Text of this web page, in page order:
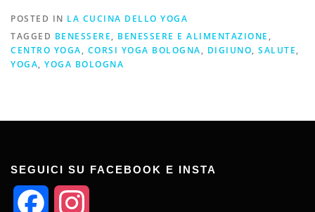
POSTED IN LA CUCINA DELLO YOGA
TAGGED BENESSERE, BENESSERE E ALIMENTAZIONE ,
CENTRO YOGA, CORSI YOGA BOLOGNA, DIGIUNO, SALUTE,
YOGA, YOGA BOLOGNA
SEGUICI SU FACEBOOK E INSTA
Facebook